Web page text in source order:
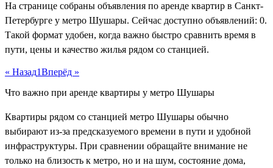
На странице собраны объявления по аренде квартир в Санкт-
Петербурге у метро Шушары. Сейчас доступно объявлений: 0.
Такой формат удобен, когда важно быстро сравнить время в
пути, цены и качество жилья рядом со станцией.
« Назад1Вперёд »
Что важно при аренде квартиры у метро Шушары
Квартиры рядом со станцией метро Шушары обычно
выбирают из-за предсказуемого времени в пути и удобной
инфраструктуры. При сравнении обращайте внимание не
только на близость к метро, но и на шум, состояние дома,